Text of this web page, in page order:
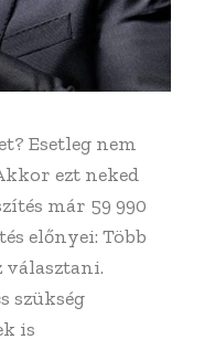
Esetleg nem
ezt neked
már 59 990
előnyei: Több
választani.
szükség
is